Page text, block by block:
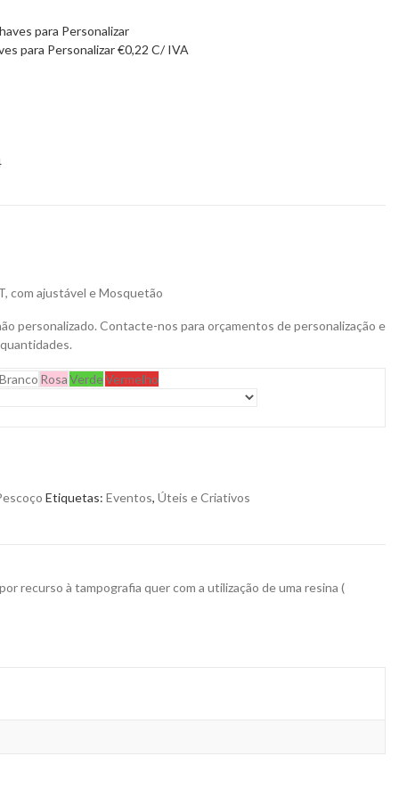
para Personalizar€0,22 C/ IVA
com ajustável e Mosquetão
personalizado. Contacte-nos para orçamentos de personalização e
Branco RosaVerdeVermelho
Etiquetas: Eventos, Úteis e Criativos
recurso à tampografia quer com a utilização de uma resina (